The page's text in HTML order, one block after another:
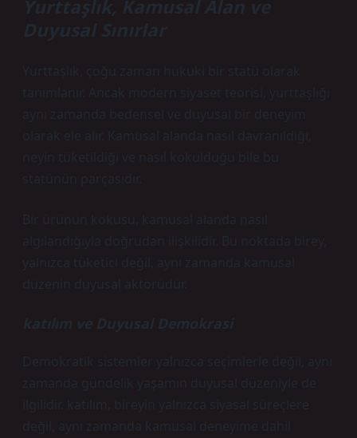
Yurttaşlık, Kamusal Alan ve
Duyusal Sınırlar
Yurttaşlık, çoğu zaman hukuki bir statü olarak
tanımlanır. Ancak modern siyaset teorisi, yurttaşlığı
aynı zamanda bedensel ve duyusal bir deneyim
olarak ele alır. Kamusal alanda nasıl davranıldığı,
neyin tüketildiği ve nasıl kokulduğu bile bu
statünün parçasıdır.
Bir ürünün kokusu, kamusal alanda nasıl
algılandığıyla doğrudan ilişkilidir. Bu noktada birey,
yalnızca tüketici değil, aynı zamanda kamusal
düzenin duyusal aktörüdür.
katılım ve Duyusal Demokrasi
Demokratik sistemler yalnızca seçimlerle değil, aynı
zamanda gündelik yaşamın duyusal düzeniyle de
katılım
, bireyin yalnızca siyasal süreçlere
değil, aynı zamanda kamusal deneyime dahil